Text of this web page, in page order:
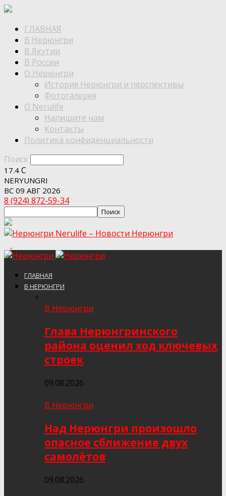
ГЛАВНАЯ
В Нерюнгри
В Якутии
В России
О Нерюнгри
История Нерюнгри и перспективы
Фотогалерея
О Nerulife
Напишите нам
Контакты
Политика конфиденциальности
Поиск
17.4 C
NERYUNGRI
ВС 09 АВГ 2026
8 (924) 872-59-34
Nerulife – Новости Нерюнгри
ГЛАВНАЯ
В НЕРЮНГРИ
В Нерюнгри
Глава Нерюнгринского
района оценил ход ключевых
строек
09.08.2026
В Нерюнгри
Над Нерюнгри произошло
опасное сближение двух
самолётов
09.08.2026